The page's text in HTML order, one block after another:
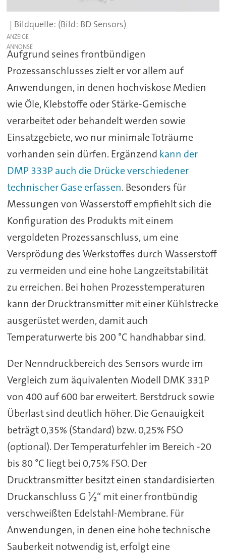
(Bild: BD Sensors)
ANZEIGE
Aufgrund seines frontbündigen
Prozessanschlusses zielt er vor allem auf
Anwendungen, in denen hochviskose Medien
wie Öle, Klebstoffe oder Stärke-Gemische
verarbeitet oder behandelt werden sowie
Einsatzgebiete, wo nur minimale Toträume
vorhanden sein dürfen. Ergänzend kann der
DMP 333P auch die Drücke verschiedener
technischer Gase erfassen. Besonders für
Messungen von Wasserstoff empfiehlt sich die
Konfiguration des Produkts mit einem
vergoldeten Prozessanschluss, um eine
Versprödung des Werkstoffes durch Wasserstoff
zu vermeiden und eine hohe Langzeitstabilität
zu erreichen. Bei hohen Prozesstemperaturen
kann der Drucktransmitter mit einer Kühlstrecke
ausgerüstet werden, damit auch
Temperaturwerte bis 200 °C handhabbar sind.
Der Nenndruckbereich des Sensors wurde im
Vergleich zum äquivalenten Modell DMK 331P
von 400 auf 600 bar erweitert. Berstdruck sowie
Überlast sind deutlich höher. Die Genauigkeit
beträgt 0,35% (Standard) bzw. 0,25% FSO
(optional). Der Temperaturfehler im Bereich -20
bis 80 °C liegt bei 0,75% FSO. Der
Drucktransmitter besitzt einen standardisierten
Druckanschluss G ½“ mit einer frontbündig
verschweißten Edelstahl-Membrane. Für
Anwendungen, in denen eine hohe technische
Sauberkeit notwendig ist, erfolgt eine